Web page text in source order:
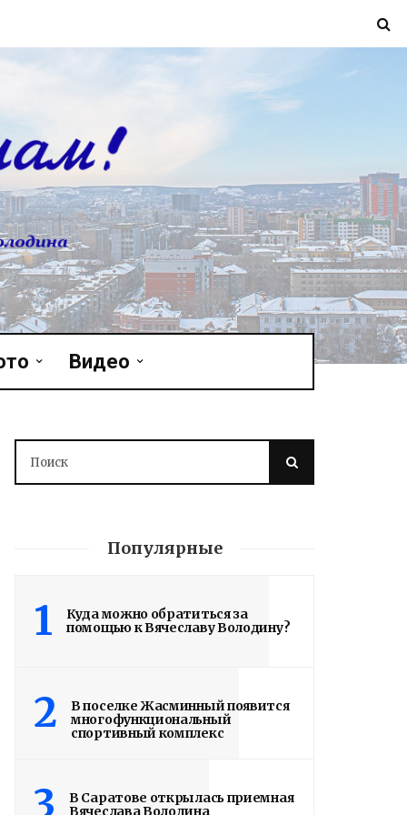
Видео
Популярные
1
Куда можно обратиться за
помощью к Вячеславу Володину?
2
В поселке Жасминный появится
многофункциональный
спортивный комплекс
3
В Саратове открылась приемная
Вячеслава Володина